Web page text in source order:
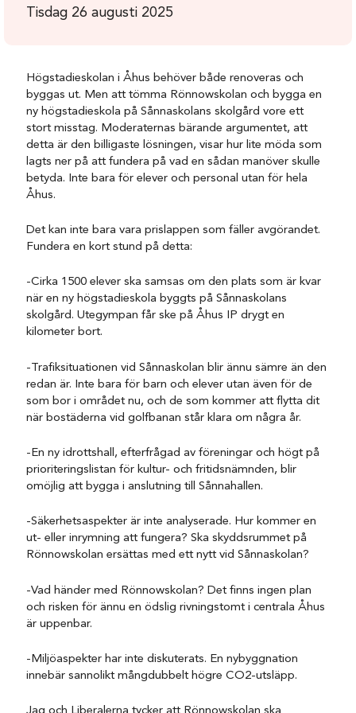
Tisdag 26 augusti 2025
Högstadieskolan i Åhus behöver både renoveras och
byggas ut. Men att tömma Rönnowskolan och bygga en
ny högstadieskola på Sånnaskolans skolgård vore ett
stort misstag. Moderaternas bärande argumentet, att
detta är den billigaste lösningen, visar hur lite möda som
lagts ner på att fundera på vad en sådan manöver skulle
betyda. Inte bara för elever och personal utan för hela
Åhus.
Det kan inte bara vara prislappen som fäller avgörandet.
Fundera en kort stund på detta:
-Cirka 1500 elever ska samsas om den plats som är kvar
när en ny högstadieskola byggts på Sånnaskolans
skolgård. Utegympan får ske på Åhus IP drygt en
kilometer bort.
-Trafiksituationen vid Sånnaskolan blir ännu sämre än den
redan är. Inte bara för barn och elever utan även för de
som bor i området nu, och de som kommer att flytta dit
när bostäderna vid golfbanan står klara om några år.
-En ny idrottshall, efterfrågad av föreningar och högt på
prioriteringslistan för kultur- och fritidsnämnden, blir
omöjlig att bygga i anslutning till Sånnahallen.
-Säkerhetsaspekter är inte analyserade. Hur kommer en
ut- eller inrymning att fungera? Ska skyddsrummet på
Rönnowskolan ersättas med ett nytt vid Sånnaskolan?
-Vad händer med Rönnowskolan? Det finns ingen plan
och risken för ännu en ödslig rivningstomt i centrala Åhus
är uppenbar.
-Miljöaspekter har inte diskuterats. En nybyggnation
innebär sannolikt mångdubbelt högre CO2-utsläpp.